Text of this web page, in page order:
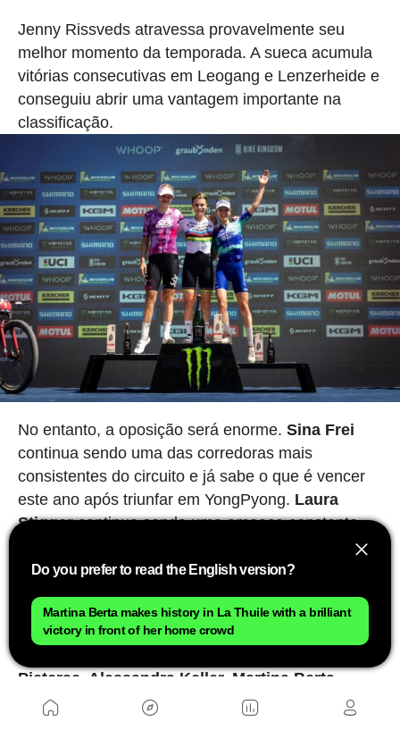
Jenny Rissveds atravessa provavelmente seu
melhor momento da temporada. A sueca acumula
vitórias consecutivas em Leogang e Lenzerheide e
conseguiu abrir uma vantagem importante na
classificação.
No entanto, a oposição será enorme. Sina Frei
continua sendo uma das corredoras mais
consistentes do circuito e já sabe o que é vencer
este ano após triunfar em YongPyong. Laura
Stiggercontinua sendo uma ameaça constante
Nicole
Koller, Savilia Blunk e Ronja Blöchlinger
chegam muito perto entre si na luta pelo pódio
da geral.
Pieterse, Alessandra Keller, Martina Berta,
Gwendalyn Gibson, Madigan Munro, Mona
Do you prefer to read the English version?
Martina Berta makes history in La Thuile with a brilliant
victory in front of her home crowd